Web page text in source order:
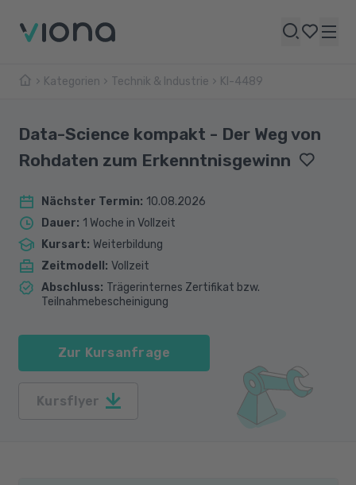
Kategorien Technik & Industrie KI-4489
Data-Science kompakt - Der Weg von
Rohdaten zum Erkenntnisgewinn
Nächster Termin: 10.08.2026
Dauer: 1 Woche in Vollzeit
Kursart: Weiterbildung
Zeitmodell : Vollzeit
Abschluss: Trägerinternes Zertifikat bzw.
Teilnahmebescheinigung
Zur Kursanfrage
Kursflyer